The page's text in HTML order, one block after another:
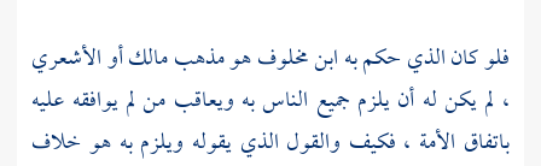
فلو كان الذي حكم بهابن مخلوفهو مذهبمالكأوالأشعري
، لم يكن له أن يلزم جميع الناس به ويعاقب من لم يوافقه عليه
باتفاق الأمة ، فكيف والقول الذي يقوله ويلزم به هو خلاف